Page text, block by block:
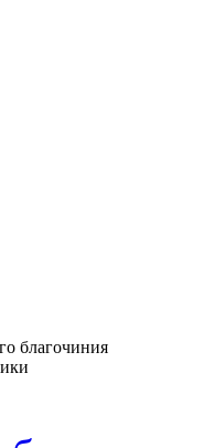
благочиния